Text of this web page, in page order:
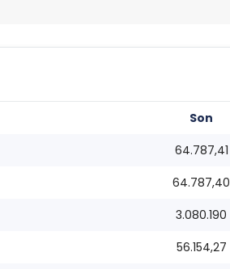
Son
64.787,41
64.787,40
3.080.190
56.154,27